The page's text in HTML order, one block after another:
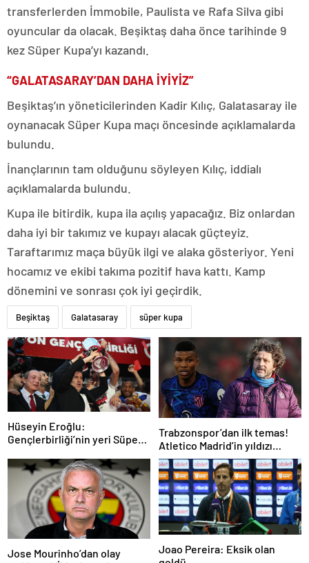
transferlerden İmmobile, Paulista ve Rafa Silva gibi
oyuncular da olacak. Beşiktaş daha önce tarihinde 9
kez Süper Kupa’yı kazandı.
“GALATASARAY’DAN DAHA İYİYİZ”
Beşiktaş’ın yöneticilerinden Kadir Kılıç, Galatasaray ile
oynanacak Süper Kupa maçı öncesinde açıklamalarda
bulundu.
İnançlarının tam olduğunu söyleyen Kılıç, iddialı
açıklamalarda bulundu.
Kupa ile bitirdik, kupa ila açılış yapacağız. Biz onlardan
daha iyi bir takımız ve kupayı alacak güçteyiz.
Taraftarımız maça büyük ilgi ve alaka gösteriyor. Yeni
hocamız ve ekibi takıma pozitif hava kattı. Kamp
dönemini ve sonrası çok iyi geçirdik.
Beşiktaş Galatasaray süper kupa
Hüseyin Eroğlu:
Gençlerbirliği’nin yeri Süper
Trabzonspor’dan ilk temas!
Atletico Madrid’in yıldızı
gündemde
Jose Mourinho’dan olay
Joao Pereira: Eksik olan